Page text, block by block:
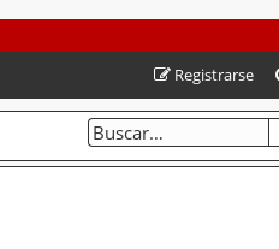
Registrarse